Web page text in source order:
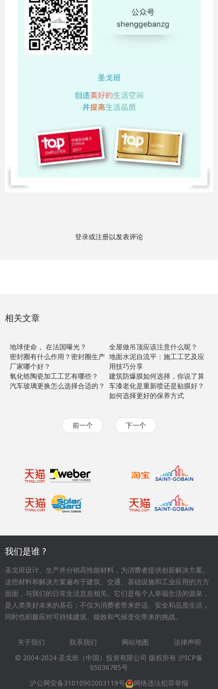
登录或注册以发表评论
相关文章
地球使命， 在法国曝光？
密封圈有什么作用？密封圈生产
厂家哪个好？
氧化锆陶瓷加工工艺有哪些？
汽车玻璃更换怎么选择合适的？
全屋做吊顶应该注意什么呢？
地面水泥自流平：施工工艺及应
用技巧分享
建筑防爆膜如何选择，你说了算
车漆老化是重新喷还是贴膜好？
如何选择更好的保养方式
前一个 下一个
我们是谁 ?
圣戈班设计、生产并分销高性能材料，为消费者提供创新解决方案。
这些材料和解决方案遍布于建筑、交通、基础设施和工业应用的方方
面面，与我们的日常生活息息相关。它们是每个人幸福生活的源泉，
是人类美好未来的基石；不仅为消费者带来舒适、安全和品质生活，
同时也积极应对可持续建筑、能效和气候变化带来的挑战。
Footer
menu
关于我们 联系我们 网站地图
法律声明
© 2004-2024 圣戈班（中国）投资有限公司 版权所有 沪ICP备
05036785号
沪公网安备31010902003119号
网络违法犯罪举报